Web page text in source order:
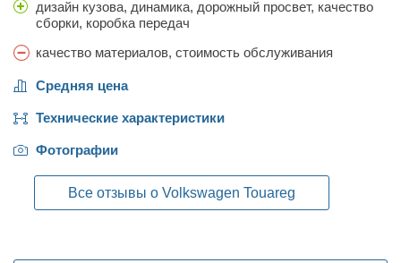
дизайн кузова, динамика, дорожный просвет, качество
сборки, коробка передач
качество материалов, стоимость обслуживания
Средняя цена
Технические характеристики
Фотографии
Все отзывы о Volkswagen Touareg